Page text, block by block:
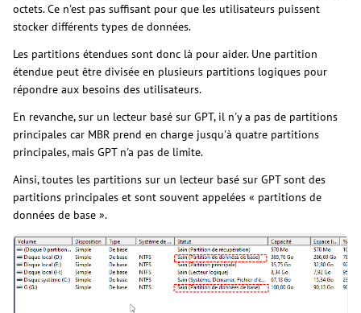
octets. Ce n'est pas suffisant pour que les utilisateurs puissent
stocker différents types de données.
Les partitions étendues sont donc là pour aider. Une partition
étendue peut être divisée en plusieurs partitions logiques pour
répondre aux besoins des utilisateurs.
En revanche, sur un lecteur basé sur GPT, il n'y a pas de partitions
principales car MBR prend en charge jusqu'à quatre partitions
principales, mais GPT n'a pas de limite.
Ainsi, toutes les partitions sur un lecteur basé sur GPT sont des
partitions principales et sont souvent appelées « partitions de
données de base ».